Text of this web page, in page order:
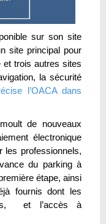
sur son site
site principal pour
et trois autres sites
la sécurité
l’OACA dans
de nouveaux
électronique
professionnels,
du parking à
étape, ainsi
fournis dont les
et l’accès à